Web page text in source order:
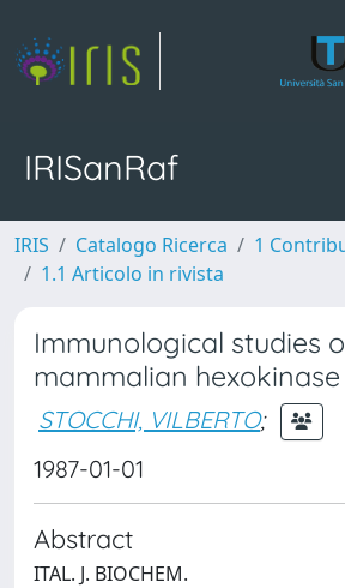
IRISanRaf
IRIS Catalogo Ricerca
1
1.1 Articolo in rivista
Immunological studies
mammalian hexokinase
STOCCHI, VILBERTO;
1987-01-01
Abstract
ITAL. J. BIOCHEM.